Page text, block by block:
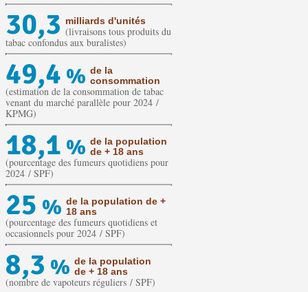
30,3 milliards d'unités
(livraisons tous produits du
tabac confondus aux buralistes)
49,4 % de la
consommation
(estimation de la consommation de tabac
venant du marché parallèle pour 2024 /
KPMG)
18,1 % de la population
de + 18 ans
(pourcentage des fumeurs quotidiens pour
2024 / SPF)
25 % de la population de +
18 ans
(pourcentage des fumeurs quotidiens et
occasionnels pour 2024 / SPF)
8,3 % de la population
de + 18 ans
(nombre de vapoteurs réguliers / SPF)